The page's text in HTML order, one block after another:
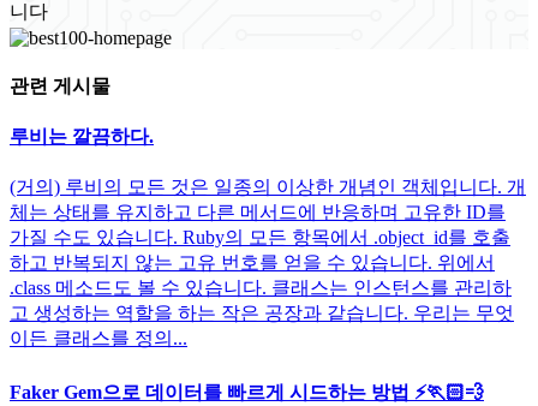
니다
관련 게시물
루비는 깔끔하다.
(거의) 루비의 모든 것은 일종의 이상한 개념인 객체입니다. 개
체는 상태를 유지하고 다른 메서드에 반응하며 고유한 ID를
가질 수도 있습니다. Ruby의 모든 항목에서 .object_id를 호출
하고 반복되지 않는 고유 번호를 얻을 수 있습니다. 위에서
.class 메소드도 볼 수 있습니다. 클래스는 인스턴스를 관리하
고 생성하는 역할을 하는 작은 공장과 같습니다. 우리는 무엇
이든 클래스를 정의...
Faker Gem으로 데이터를 빠르게 시드하는 방법 ⚡️🏃🏻💨